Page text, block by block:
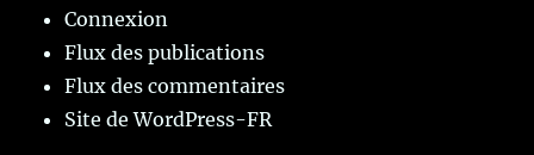
Connexion
Flux des publications
Flux des commentaires
Site de WordPress-FR